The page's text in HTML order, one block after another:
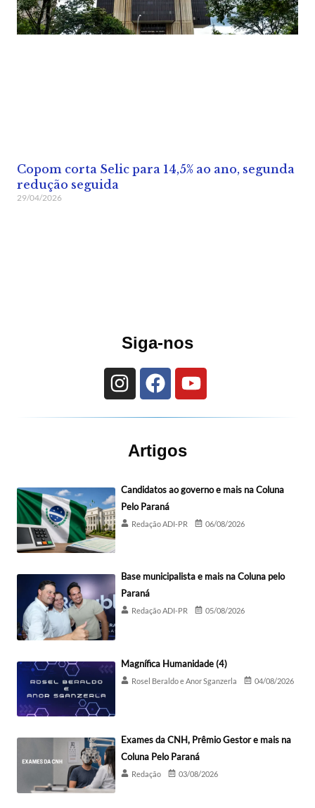
Copom corta Selic para 14,5% ao ano, segunda
redução seguida
29/04/2026
Siga-nos
Artigos
Candidatos ao governo e mais na Coluna
Pelo Paraná
Redação ADI-PR 06/08/2026
Base municipalista e mais na Coluna pelo
Paraná
Redação ADI-PR 05/08/2026
Magnífica Humanidade (4)
Rosel Beraldo e Anor Sganzerla 04/08/2026
Exames da CNH, Prêmio Gestor e mais na
Coluna Pelo Paraná
Redação 03/08/2026